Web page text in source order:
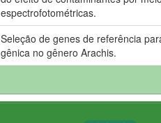
espectrofotométricas.
Seleção de genes de referência
gênica no gênero Arachis.